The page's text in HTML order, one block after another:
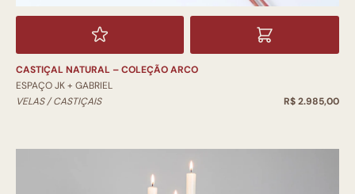
CASTIÇAL NATURAL – COLEÇÃO ARCO
ESPAÇO JK + GABRIEL
VELAS / CASTIÇAIS
R$ 2.985,00